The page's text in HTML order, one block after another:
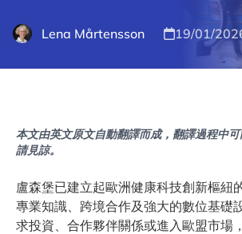
Lena Mårtensson 19/01/
本文由英文原文自動翻譯而成，翻譯過程中
請見諒。
盧森堡已建立起歐洲健康科技創新樞紐
專業知識、跨境合作及強大的數位基礎
求投資、合作夥伴關係或進入歐盟市場